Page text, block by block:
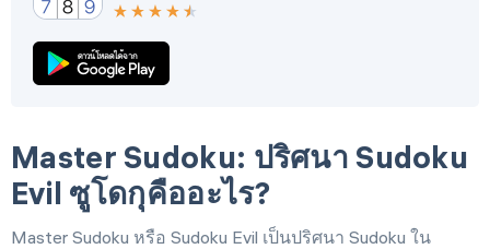
Master Sudoku: ปริศนา Sudoku
Evil ซูโดกุคืออะไร?
Master Sudoku หรือ Sudoku Evil เป็นปริศนา Sudoku ใน